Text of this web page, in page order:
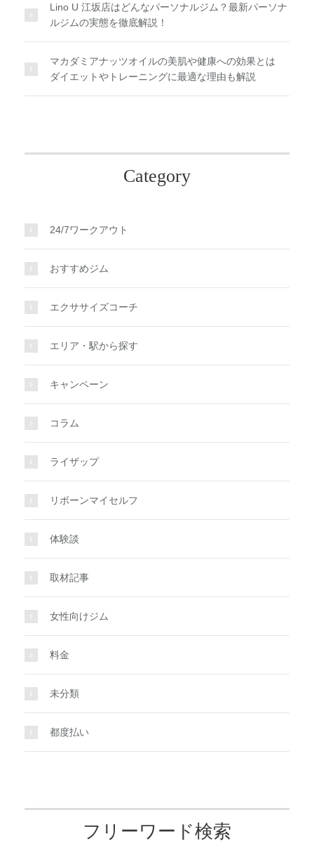
Lino U 江坂店はどんなパーソナルジム？最新パーソナ
ルジムの実態を徹底解説！
マカダミアナッツオイルの美肌や健康への効果とは
ダイエットやトレーニングに最適な理由も解説
Category
24/7ワークアウト
おすすめジム
エクササイズコーチ
エリア・駅から探す
キャンペーン
コラム
ライザップ
リボーンマイセルフ
体験談
取材記事
女性向けジム
料金
未分類
都度払い
フリーワード検索